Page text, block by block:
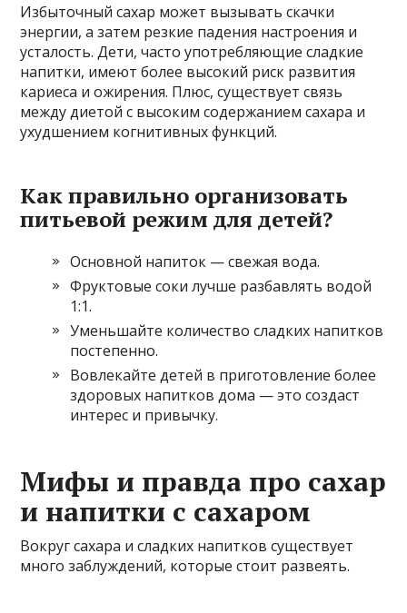
Избыточный сахар может вызывать скачки
энергии, а затем резкие падения настроения и
усталость. Дети, часто употребляющие сладкие
напитки, имеют более высокий риск развития
кариеса и ожирения. Плюс, существует связь
между диетой с высоким содержанием сахара и
ухудшением когнитивных функций.
Как правильно организовать
питьевой режим для детей?
Основной напиток — свежая вода.
Фруктовые соки лучше разбавлять водой
1:1.
Уменьшайте количество сладких напитков
постепенно.
Вовлекайте детей в приготовление более
здоровых напитков дома — это создаст
интерес и привычку.
Мифы и правда про сахар
и напитки с сахаром
Вокруг сахара и сладких напитков существует
много заблуждений, которые стоит развеять.